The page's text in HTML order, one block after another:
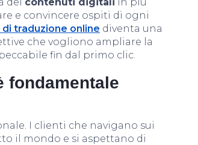
e convincere ospiti di ogni
di traduzione online diventa una
che vogliono ampliare la
fin dal primo clic.
fondamentale
I clienti che navigano sui
il mondo e si aspettano di